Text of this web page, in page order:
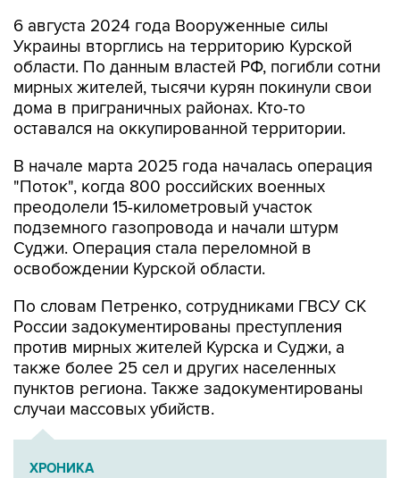
6 августа 2024 года Вооруженные силы
Украины вторглись на территорию Курской
области. По данным властей РФ, погибли сотни
мирных жителей, тысячи курян покинули свои
дома в приграничных районах. Кто-то
оставался на оккупированной территории.
В начале марта 2025 года началась операция
"Поток", когда 800 российских военных
преодолели 15-километровый участок
подземного газопровода и начали штурм
Суджи. Операция стала переломной в
освобождении Курской области.
По словам Петренко, сотрудниками ГВСУ СК
России задокументированы преступления
против мирных жителей Курска и Суджи, а
также более 25 сел и других населенных
пунктов региона. Также задокументированы
случаи массовых убийств.
ХРОНИКА